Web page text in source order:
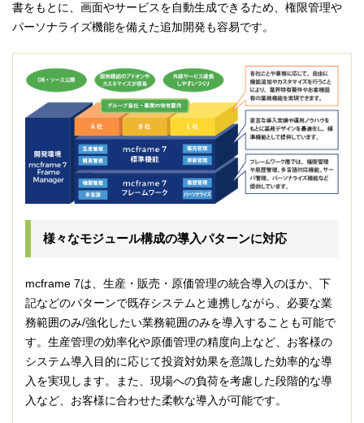
書をもとに、画面やサービスを自動生成できるため、権限管理や
パーソナライズ機能を備えた追加開発も容易です。
様々なモジュール構成の導入パターンに対応
mcframe 7は、生産・販売・原価管理の統合導入のほか、下
記などのパターンで既存システムと連携しながら、必要な業
務範囲のみ/強化したい業務範囲のみを導入することも可能で
す。生産管理の効率化や原価管理の精度向上など、お客様の
システム導入目的に応じて投資対効果を意識した効率的な導
入を実現します。また、現場への負荷を考慮した段階的な導
入など、お客様に合わせた柔軟な導入が可能です。​